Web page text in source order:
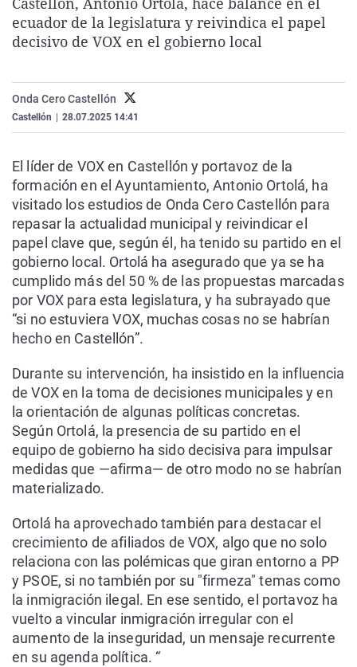
La rosa de los vientos
Gente viajera
Caso
Retornados
Extremadura
Galicia
Virales
Televisión
ecuador de la legislatura y reivindica el papel
decisivo de VOX en el gobierno local
Onda Cero Castellón
Castellón 28.07.2025 14:41
El líder de VOX en Castellón y portavoz de la
formación en el Ayuntamiento, Antonio Ortolá, ha
visitado los estudios de Onda Cero Castellón para
repasar la actualidad municipal y reivindicar el
papel clave que, según él, ha tenido su partido en el
gobierno local. Ortolá ha asegurado que ya se ha
cumplido más del 50 % de las propuestas marcadas
por VOX para esta legislatura, y ha subrayado que
“si no estuviera VOX, muchas cosas no se habrían
hecho en Castellón”.
Durante su intervención, ha insistido en la influencia
de VOX en la toma de decisiones municipales y en
la orientación de algunas políticas concretas.
Según Ortolá, la presencia de su partido en el
equipo de gobierno ha sido decisiva para impulsar
medidas que —afirma— de otro modo no se habrían
materializado.
Ortolá ha aprovechado también para destacar el
crecimiento de afiliados de VOX, algo que no solo
relaciona con las polémicas que giran entorno a PP
y PSOE, si no también por su "firmeza" temas como
la inmigración ilegal. En ese sentido, el portavoz ha
vuelto a vincular inmigración irregular con el
aumento de la inseguridad, un mensaje recurrente
en su agenda política. “